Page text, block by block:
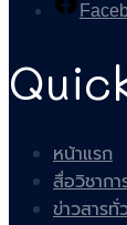
หน้าแรก
สื่อวิชากา
ข่าวสารทั่